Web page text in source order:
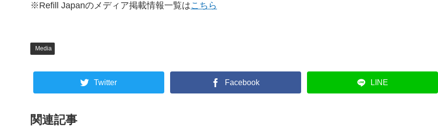
※Refill Japanのメディア掲載情報一覧はこちら
Media
Twitter Facebook LINE
関連記事